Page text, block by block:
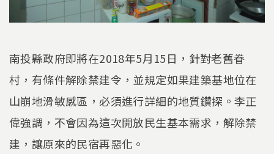
南投縣政府即將在2018年5月15日，針對老舊眷
村，有條件解除禁建令，並規定如果建築基地位在
山崩地滑敏感區，必須進行詳細的地質鑽探。李正
偉強調，不會因為這次開放民生基本需求，解除禁
建，讓原來的民宿再惡化。